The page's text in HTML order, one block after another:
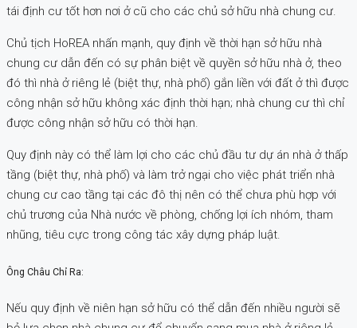
tái định cư tốt hơn nơi ở cũ cho các chủ sở hữu nhà chung cư.
Chủ tịch HoREA nhấn mạnh, quy định về thời hạn sở hữu nhà
chung cư dẫn đến có sự phân biệt về quyền sở hữu nhà ở, theo
đó thì nhà ở riêng lẻ (biệt thự, nhà phố) gắn liền với đất ở thì được
công nhận sở hữu không xác định thời hạn; nhà chung cư thì chỉ
được công nhận sở hữu có thời hạn.
Quy định này có thể làm lợi cho các chủ đầu tư dự án nhà ở thấp
tầng (biệt thự, nhà phố) và làm trở ngại cho việc phát triển nhà
chung cư cao tầng tại các đô thị nên có thể chưa phù hợp với
chủ trương của Nhà nước về phòng, chống lợi ích nhóm, tham
nhũng, tiêu cực trong công tác xây dựng pháp luật.
Ông Châu Chỉ Ra:
Nếu quy định về niên hạn sở hữu có thể dẫn đến nhiều người sẽ